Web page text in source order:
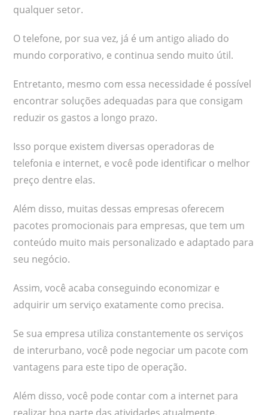
qualquer setor.
O telefone, por sua vez, já é um antigo aliado do
mundo corporativo, e continua sendo muito útil.
Entretanto, mesmo com essa necessidade é possível
encontrar soluções adequadas para que consigam
reduzir os gastos a longo prazo.
Isso porque existem diversas operadoras de
telefonia e internet, e você pode identificar o melhor
preço dentre elas.
Além disso, muitas dessas empresas oferecem
pacotes promocionais para empresas, que tem um
conteúdo muito mais personalizado e adaptado para
seu negócio.
Assim, você acaba conseguindo economizar e
adquirir um serviço exatamente como precisa.
Se sua empresa utiliza constantemente os serviços
de interurbano, você pode negociar um pacote com
vantagens para este tipo de operação.
Além disso, você pode contar com a internet para
realizar boa parte das atividades atualmente.